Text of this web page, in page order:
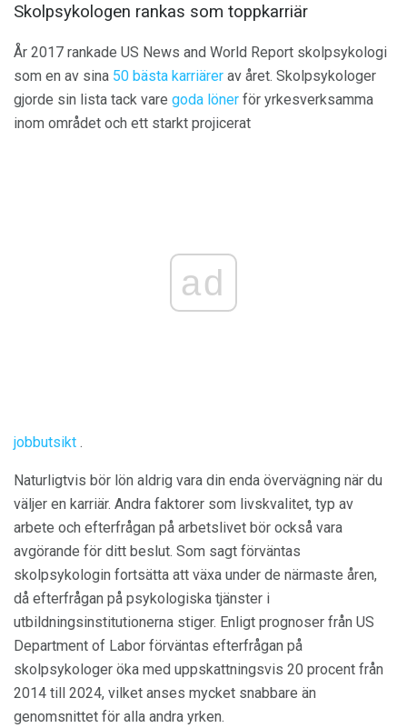
Skolpsykologen rankas som toppkarriär
År 2017 rankade US News and World Report skolpsykologi
som en av sina 50 bästa karriärer av året. Skolpsykologer
gjorde sin lista tack vare goda löner för yrkesverksamma
inom området och ett starkt projicerat
ad
jobbutsikt .
Naturligtvis bör lön aldrig vara din enda övervägning när du
väljer en karriär. Andra faktorer som livskvalitet, typ av
arbete och efterfrågan på arbetslivet bör också vara
avgörande för ditt beslut. Som sagt förväntas
skolpsykologin fortsätta att växa under de närmaste åren,
då efterfrågan på psykologiska tjänster i
utbildningsinstitutionerna stiger. Enligt prognoser från US
Department of Labor förväntas efterfrågan på
skolpsykologer öka med uppskattningsvis 20 procent från
2014 till 2024, vilket anses mycket snabbare än
genomsnittet för alla andra yrken.